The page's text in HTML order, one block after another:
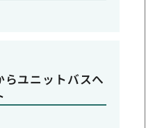
ユニットバスへ